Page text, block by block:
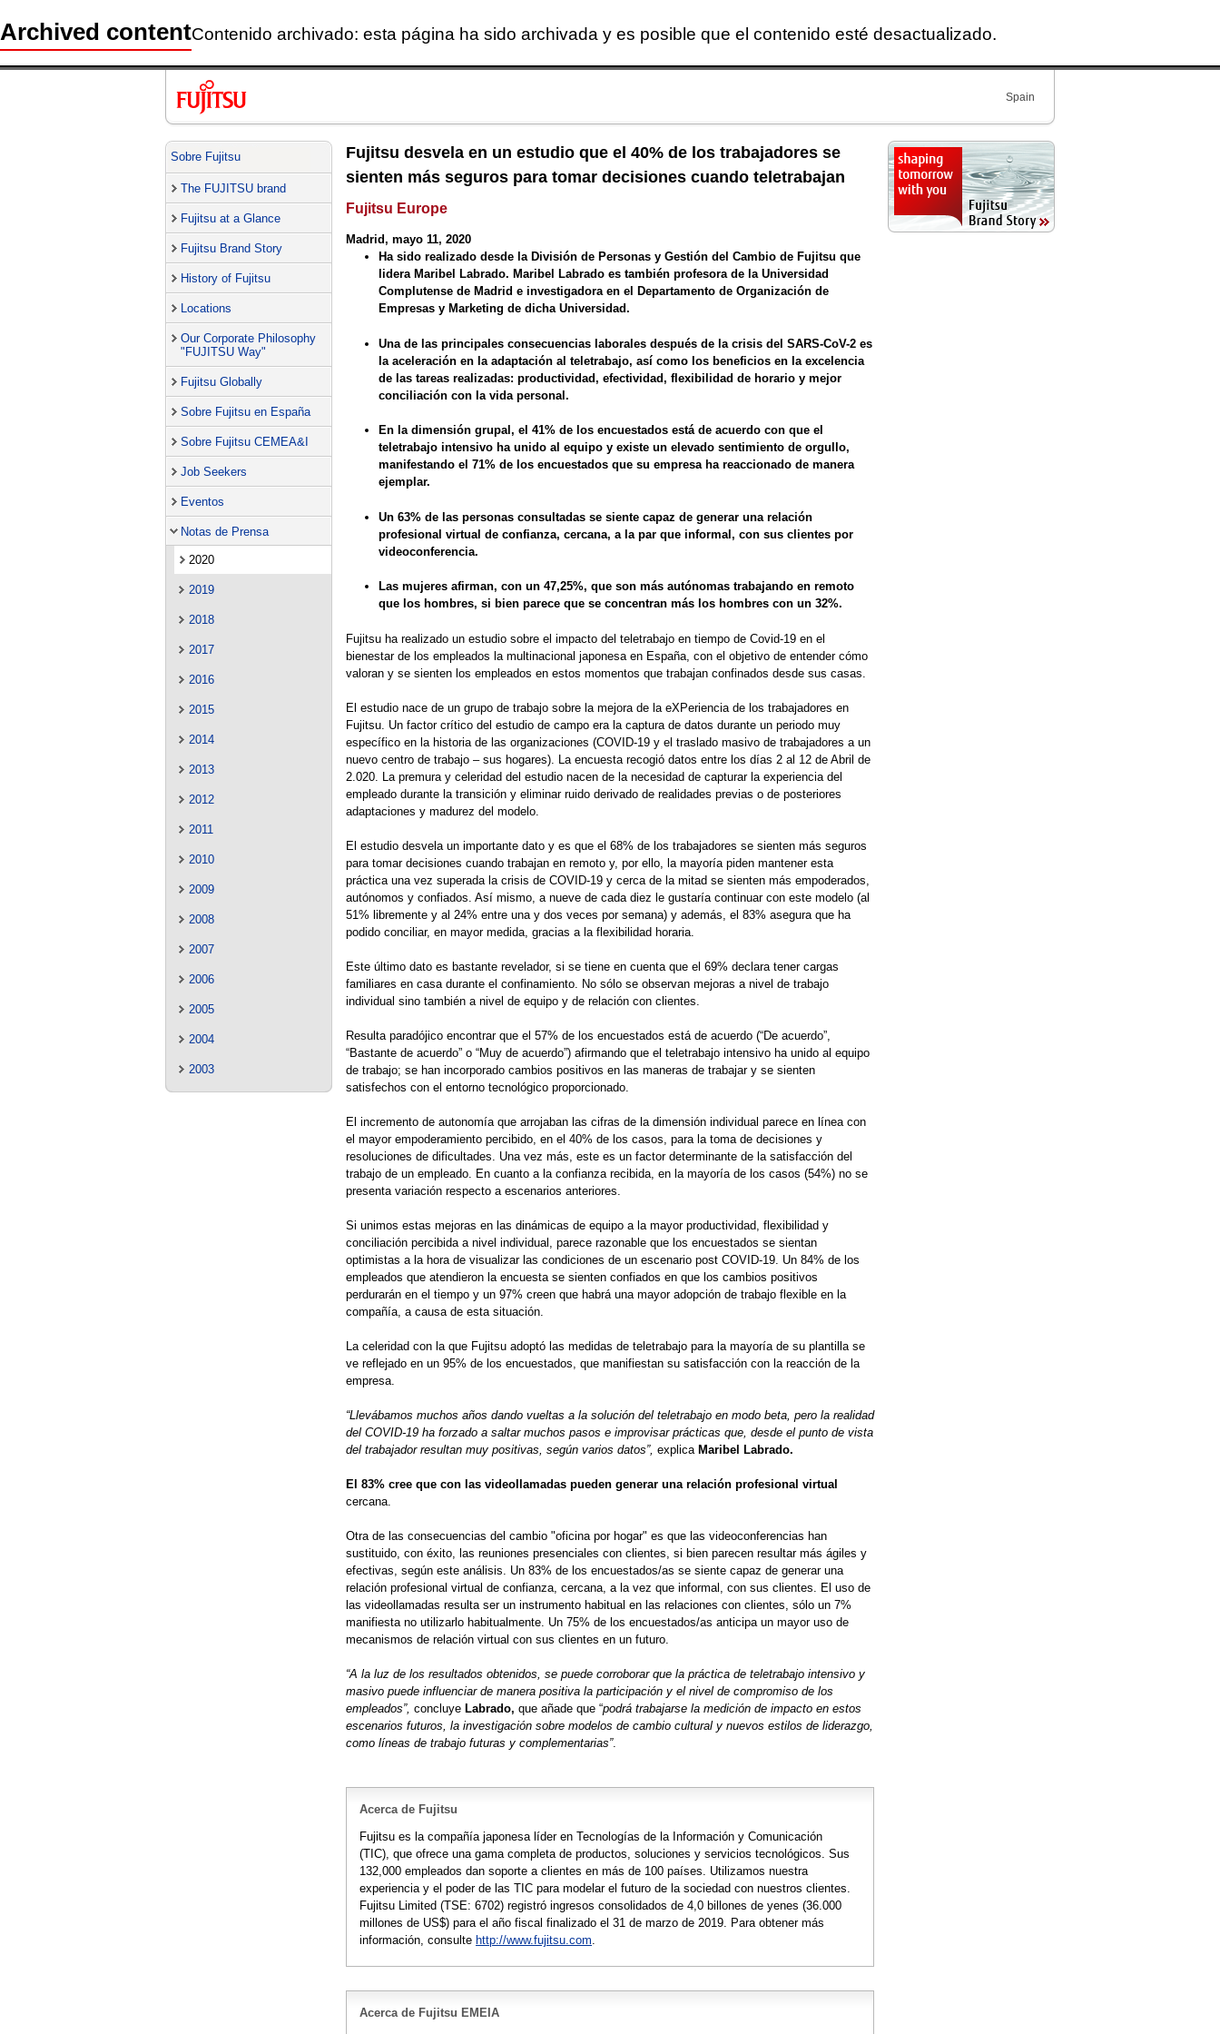
Archived contentContenido archivado: esta página ha sido archivada y es posible que el contenido esté desactualizado.
Spain
Sobre Fujitsu
The FUJITSU brand
Fujitsu at a Glance
Fujitsu Brand Story
History of Fujitsu
Locations
Our Corporate Philosophy
"FUJITSU Way"
Fujitsu Globally
Sobre Fujitsu en España
Sobre Fujitsu CEMEA&I
Job Seekers
Eventos
Notas de Prensa
2020
2019
2018
2017
2016
2015
2014
2013
2012
2011
2010
2009
2008
2007
2006
2005
2004
2003
Fujitsu desvela en un estudio que el 40% de los trabajadores se
sienten más seguros para tomar decisiones cuando teletrabajan
Fujitsu Europe
Madrid, mayo 11, 2020
Ha sido realizado desde la División de Personas y Gestión del Cambio de Fujitsu que
lidera Maribel Labrado. Maribel Labrado es también profesora de la Universidad
Complutense de Madrid e investigadora en el Departamento de Organización de
Empresas y Marketing de dicha Universidad.
Una de las principales consecuencias laborales después de la crisis del SARS-CoV-2 es
la aceleración en la adaptación al teletrabajo, así como los beneficios en la excelencia
de las tareas realizadas: productividad, efectividad, flexibilidad de horario y mejor
conciliación con la vida personal.
En la dimensión grupal, el 41% de los encuestados está de acuerdo con que el
teletrabajo intensivo ha unido al equipo y existe un elevado sentimiento de orgullo,
manifestando el 71% de los encuestados que su empresa ha reaccionado de manera
ejemplar.
Un 63% de las personas consultadas se siente capaz de generar una relación
profesional virtual de confianza, cercana, a la par que informal, con sus clientes por
videoconferencia.
Las mujeres afirman, con un 47,25%, que son más autónomas trabajando en remoto
que los hombres, si bien parece que se concentran más los hombres con un 32%.
Fujitsu ha realizado un estudio sobre el impacto del teletrabajo en tiempo de Covid-19 en el
bienestar de los empleados la multinacional japonesa en España, con el objetivo de entender cómo
valoran y se sienten los empleados en estos momentos que trabajan confinados desde sus casas.
El estudio nace de un grupo de trabajo sobre la mejora de la eXPeriencia de los trabajadores en
Fujitsu. Un factor crítico del estudio de campo era la captura de datos durante un periodo muy
específico en la historia de las organizaciones (COVID-19 y el traslado masivo de trabajadores a un
nuevo centro de trabajo – sus hogares). La encuesta recogió datos entre los días 2 al 12 de Abril de
2.020. La premura y celeridad del estudio nacen de la necesidad de capturar la experiencia del
empleado durante la transición y eliminar ruido derivado de realidades previas o de posteriores
adaptaciones y madurez del modelo.
El estudio desvela un importante dato y es que el 68% de los trabajadores se sienten más seguros
para tomar decisiones cuando trabajan en remoto y, por ello, la mayoría piden mantener esta
práctica una vez superada la crisis de COVID-19 y cerca de la mitad se sienten más empoderados,
autónomos y confiados. Así mismo, a nueve de cada diez le gustaría continuar con este modelo (al
51% libremente y al 24% entre una y dos veces por semana) y además, el 83% asegura que ha
podido conciliar, en mayor medida, gracias a la flexibilidad horaria.
Este último dato es bastante revelador, si se tiene en cuenta que el 69% declara tener cargas
familiares en casa durante el confinamiento. No sólo se observan mejoras a nivel de trabajo
individual sino también a nivel de equipo y de relación con clientes.
Resulta paradójico encontrar que el 57% de los encuestados está de acuerdo (“De acuerdo”,
“Bastante de acuerdo” o “Muy de acuerdo”) afirmando que el teletrabajo intensivo ha unido al equipo
de trabajo; se han incorporado cambios positivos en las maneras de trabajar y se sienten
satisfechos con el entorno tecnológico proporcionado.
El incremento de autonomía que arrojaban las cifras de la dimensión individual parece en línea con
el mayor empoderamiento percibido, en el 40% de los casos, para la toma de decisiones y
resoluciones de dificultades. Una vez más, este es un factor determinante de la satisfacción del
trabajo de un empleado. En cuanto a la confianza recibida, en la mayoría de los casos (54%) no se
presenta variación respecto a escenarios anteriores.
Si unimos estas mejoras en las dinámicas de equipo a la mayor productividad, flexibilidad y
conciliación percibida a nivel individual, parece razonable que los encuestados se sientan
optimistas a la hora de visualizar las condiciones de un escenario post COVID-19. Un 84% de los
empleados que atendieron la encuesta se sienten confiados en que los cambios positivos
perdurarán en el tiempo y un 97% creen que habrá una mayor adopción de trabajo flexible en la
compañía, a causa de esta situación.
La celeridad con la que Fujitsu adoptó las medidas de teletrabajo para la mayoría de su plantilla se
ve reflejado en un 95% de los encuestados, que manifiestan su satisfacción con la reacción de la
empresa.
“Llevábamos muchos años dando vueltas a la solución del teletrabajo en modo beta, pero la realidad
del COVID-19 ha forzado a saltar muchos pasos e improvisar prácticas que, desde el punto de vista
del trabajador resultan muy positivas, según varios datos”, explica Maribel Labrado.
El 83% cree que con las videollamadas pueden generar una relación profesional virtual
cercana.
Otra de las consecuencias del cambio "oficina por hogar" es que las videoconferencias han
sustituido, con éxito, las reuniones presenciales con clientes, si bien parecen resultar más ágiles y
efectivas, según este análisis. Un 83% de los encuestados/as se siente capaz de generar una
relación profesional virtual de confianza, cercana, a la vez que informal, con sus clientes. El uso de
las videollamadas resulta ser un instrumento habitual en las relaciones con clientes, sólo un 7%
manifiesta no utilizarlo habitualmente. Un 75% de los encuestados/as anticipa un mayor uso de
mecanismos de relación virtual con sus clientes en un futuro.
“A la luz de los resultados obtenidos, se puede corroborar que la práctica de teletrabajo intensivo y
masivo puede influenciar de manera positiva la participación y el nivel de compromiso de los
empleados”, concluye Labrado, que añade que “podrá trabajarse la medición de impacto en estos
escenarios futuros, la investigación sobre modelos de cambio cultural y nuevos estilos de liderazgo,
como líneas de trabajo futuras y complementarias”.
Acerca de Fujitsu
Fujitsu es la compañía japonesa líder en Tecnologías de la Información y Comunicación
(TIC), que ofrece una gama completa de productos, soluciones y servicios tecnológicos. Sus
132,000 empleados dan soporte a clientes en más de 100 países. Utilizamos nuestra
experiencia y el poder de las TIC para modelar el futuro de la sociedad con nuestros clientes.
Fujitsu Limited (TSE: 6702) registró ingresos consolidados de 4,0 billones de yenes (36.000
millones de US$) para el año fiscal finalizado el 31 de marzo de 2019. Para obtener más
información, consulte http://www.fujitsu.com
Acerca de Fujitsu EMEIA